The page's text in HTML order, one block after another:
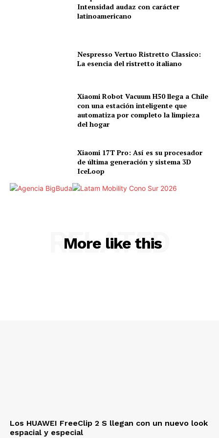
Intensidad audaz con carácter
latinoamericano
Nespresso Vertuo Ristretto Classico:
La esencia del ristretto italiano
Xiaomi Robot Vacuum H50 llega a Chile
con una estación inteligente que
automatiza por completo la limpieza
del hogar
Xiaomi 17T Pro: Así es su procesador
de última generación y sistema 3D
IceLoop
More like this
RELATED
Los HUAWEI FreeClip 2 S llegan con un nuevo look
espacial y especial